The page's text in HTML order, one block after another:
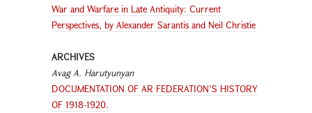
War and Warfare in Late Antiquity: Current
Perspectives, by Alexander Sarantis and Neil Christie
ARCHIVES
Avag A. Harutyunyan
DOCUMENTATION OF AR FEDERATION’S HISTORY
OF 1918-1920.